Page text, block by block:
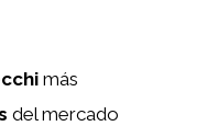
más
del mercado